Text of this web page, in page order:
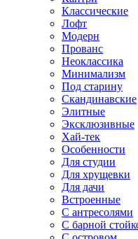
Классические
Лофт
Модерн
Прованс
Неоклассика
Минимализм
Под старину
Скандинавские
Элитные
Эксклюзивные
Хай-тек
Особенности
Для студии
Для хрущевки
Для дачи
Встроенные
С антресолями
С барной